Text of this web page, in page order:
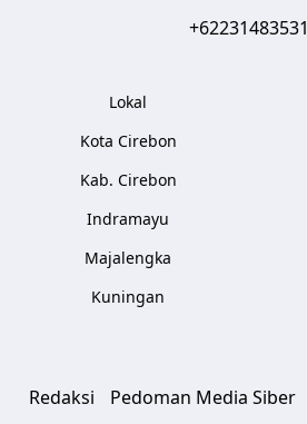
+62231483531
Lokal
Kota Cirebon
Kab. Cirebon
Indramayu
Majalengka
Kuningan
Redaksi Pedoman Media Siber